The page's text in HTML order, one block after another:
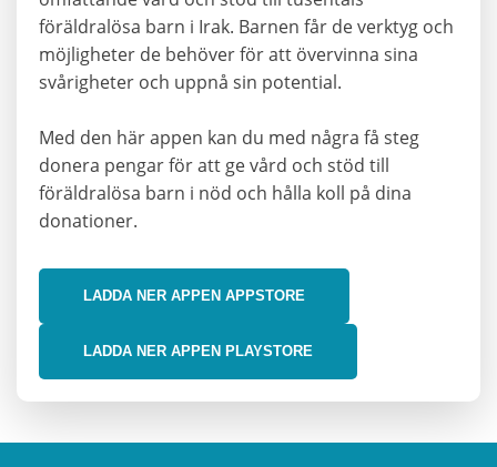
föräldralösa barn i Irak. Barnen får de verktyg och
möjligheter de behöver för att övervinna sina
svårigheter och uppnå sin potential.
Med den här appen kan du med några få steg
donera pengar för att ge vård och stöd till
föräldralösa barn i nöd och hålla koll på dina
donationer.
LADDA NER APPEN APPSTORE
LADDA NER APPEN PLAYSTORE